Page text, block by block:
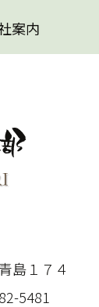
案内
島１７４
5481